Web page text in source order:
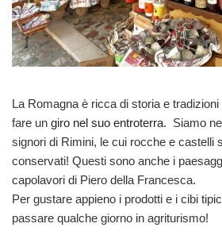
La Romagna è ricca di storia e
fare un giro nel suo entroterra. Siamo
signori di Rimini, le cui rocche e castelli
conservati! Questi sono anche i
capolavori di Piero della Francesca.
Per gustare appieno i prodotti e i cibi
passare qualche giorno in agriturismo!